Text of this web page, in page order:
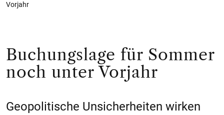
Vorjahr
Buchungslage für Sommer
noch unter Vorjahr
Geopolitische Unsicherheiten wirken